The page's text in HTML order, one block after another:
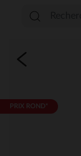
PRIX ROND*